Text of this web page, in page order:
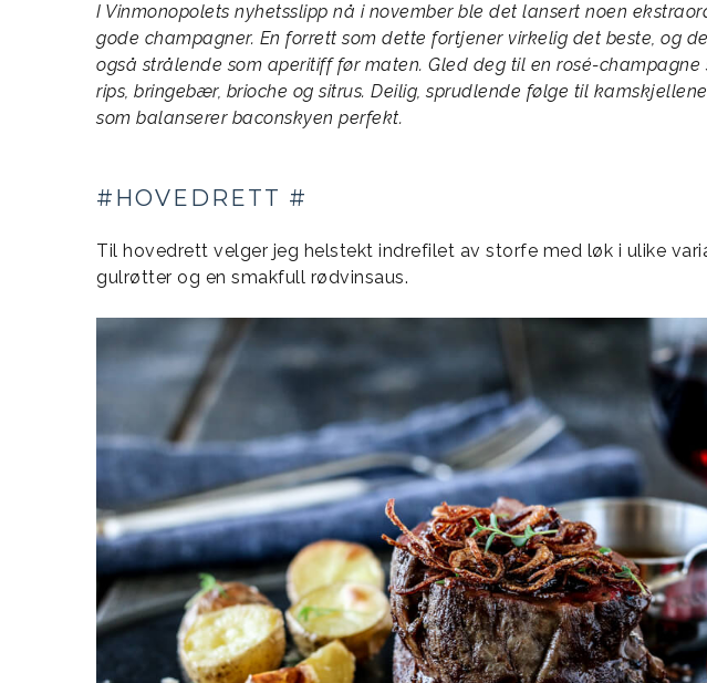
I Vinmonopolets nyhetsslipp nå i november ble det lansert noen
gode champagner. En forrett som dette fortjener virkelig det beste, og
også strålende som aperitiff før maten. Gled deg til en rosé-
rips, bringebær, brioche og sitrus. Deilig, sprudlende følge til
som balanserer baconskyen perfekt.
#HOVEDRETT #
Til hovedrett velger jeg helstekt indrefilet av storfe med løk i ulike
gulrøtter og en smakfull rødvinsaus.